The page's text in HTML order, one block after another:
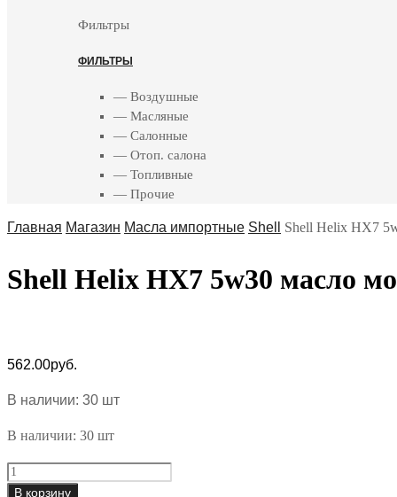
Фильтры
ФИЛЬТРЫ
— Воздушные
— Масляные
— Салонные
— Отоп. салона
— Топливные
— Прочие
Главная Магазин Масла импортные Shell Shell Helix HX7
Shell Helix HX7 5w30 масло
562.00руб.
В наличии: 30 шт
В наличии: 30 шт
Shell
Helix
В корзину